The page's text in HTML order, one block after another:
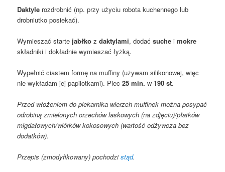
Daktyle rozdrobnić (np. przy użyciu robota kuchennego lub
drobniutko posiekać).
Wymieszać starte jabłko zdaktylami, dodaćsuche imokre
składniki i dokładnie wymieszać łyżką.
Wypełnić ciastem formę na muffiny (używam silikonowej, więc
nie wykładam jej papilotkami). Piec25 min. w190 st.
Przed włożeniem do piekarnika wierzch muffinek można posypać
odrobiną zmielonych orzechów laskowych (na zdjęciu)/płatków
migdałowych/wiórków kokosowych (wartość odżywcza bez
dodatków).
Przepis (zmodyfikowany) pochodzistąd.